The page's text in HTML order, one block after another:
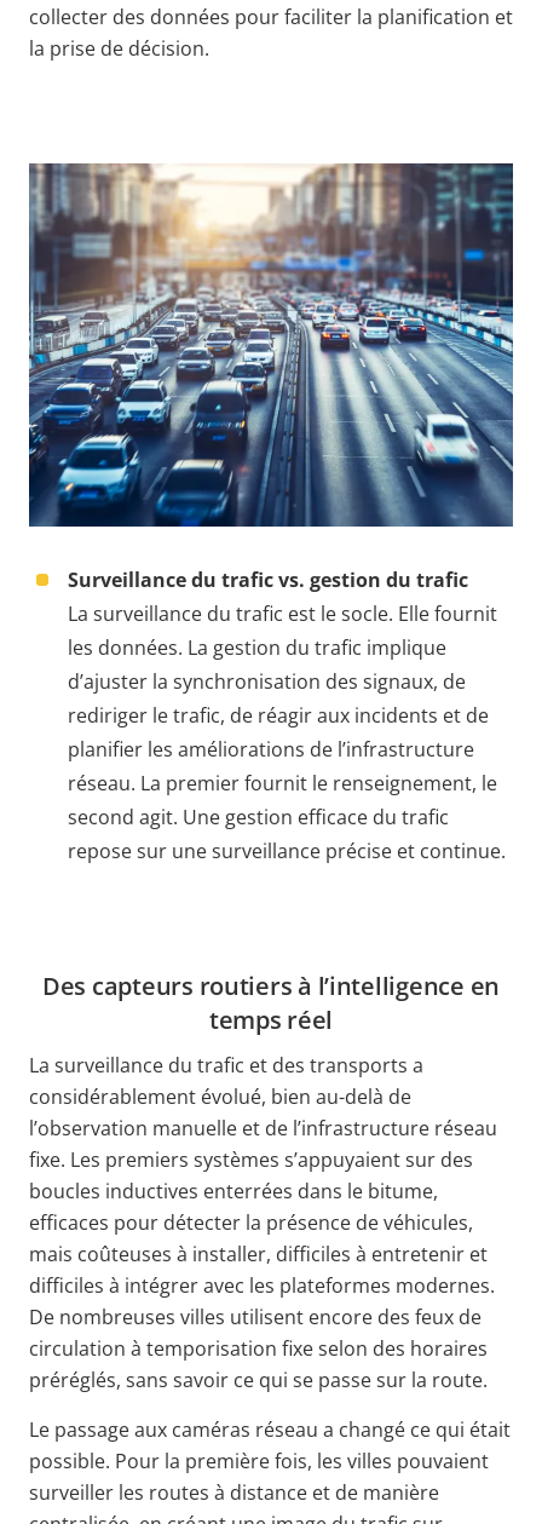
collecter des données pour faciliter la planification et
la prise de décision.
Surveillance du trafic vs. gestion du trafic
La surveillance du trafic est le socle. Elle fournit
les données. La gestion du trafic implique
d’ajuster la synchronisation des signaux, de
rediriger le trafic, de réagir aux incidents et de
planifier les améliorations de l’infrastructure
réseau. La premier fournit le renseignement, le
second agit. Une gestion efficace du trafic
repose sur une surveillance précise et continue.
Des capteurs routiers à l’intelligence en
temps réel
La surveillance du trafic et des transports a
considérablement évolué, bien au-delà de
l’observation manuelle et de l’infrastructure réseau
fixe. Les premiers systèmes s’appuyaient sur des
boucles inductives enterrées dans le bitume,
efficaces pour détecter la présence de véhicules,
mais coûteuses à installer, difficiles à entretenir et
difficiles à intégrer avec les plateformes modernes.
De nombreuses villes utilisent encore des feux de
circulation à temporisation fixe selon des horaires
préréglés, sans savoir ce qui se passe sur la route.
Le passage aux caméras réseau a changé ce qui était
possible. Pour la première fois, les villes pouvaient
surveiller les routes à distance et de manière